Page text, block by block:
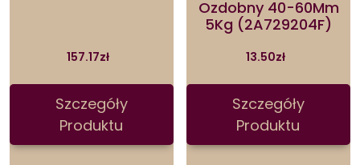
157.17zł
Szczegóły
Produktu
Ozdobny 40-60Mm
5Kg (2A729204F)
13.50zł
Szczegóły
Produktu